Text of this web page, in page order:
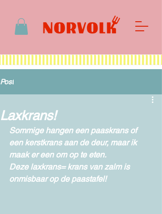
Post
Laxkrans!
Sommige hangen een paaskrans of
een kerstkrans aan de deur, maar ik
maak er een om op te eten.
Deze laxkrans= krans van zalm is
onmisbaar op de paastafel!